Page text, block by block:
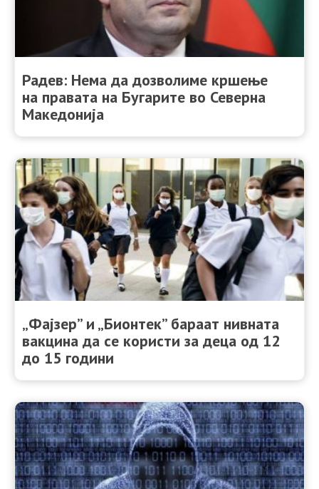
Радев: Нема да дозволиме кршење
на правата на Бугарите во Северна
Македонија
„Фајзер” и „Бионтек” бараат нивната
вакцина да се користи за деца од 12
до 15 години